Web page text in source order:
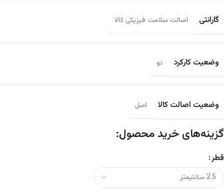
گارانتی اصالت سلامت فیزیکی کالا
وضعیت کارکرد نو
وضعیت اصالت کالا اصل
گزینه‌های خرید محصول:
قطر